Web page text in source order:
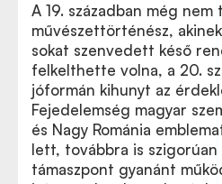
A 19. században még
művészettörténész,
sokat szenvedett késő
felkelthette volna, a 20.
jóformán kihunyt az
Fejedelemség magyar
és Nagy Románia
lett, továbbra is
támaszpont gyanánt